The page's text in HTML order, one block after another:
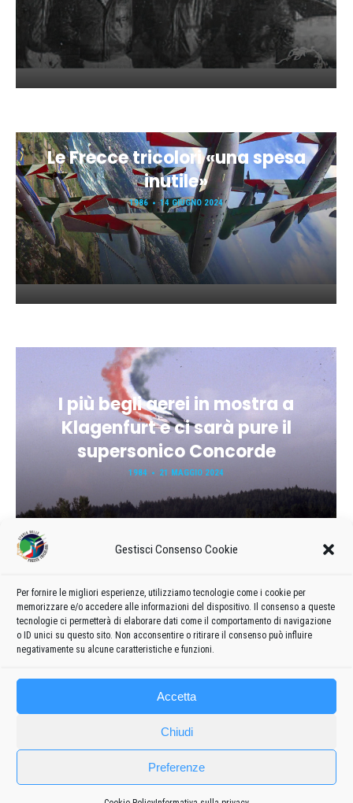
Gestisci Consenso Cookie
Per fornire le migliori esperienze, utilizziamo tecnologie come i cookie per
memorizzare e/o accedere alle informazioni del dispositivo. Il consenso a queste
tecnologie ci permetterà di elaborare dati come il comportamento di navigazione
o ID unici su questo sito. Non acconsentire o ritirare il consenso può influire
negativamente su alcune caratteristiche e funzioni.
Accetta
Chiudi
Preferenze
Le Frecce tricolori «una spesa
inutile»
1986 14 GIUGNO 2024
I più begli aerei in mostra a
Klagenfurt e ci sarà pure il
supersonico Concorde
1984 21 MAGGIO 2024
Carica ancora